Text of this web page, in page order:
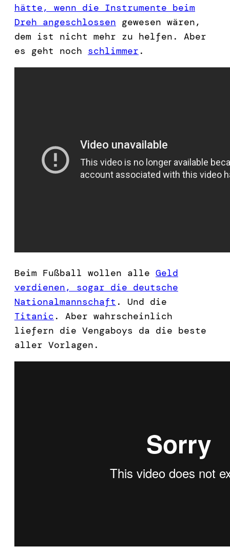
hätte, wenn die Instrumente beim
Dreh angeschlossen gewesen wären,
dem ist nicht mehr zu helfen. Aber
es geht noch schlimmer .
Beim Fußball wollen alle Geld
verdienen, sogar die deutsche
Nationalmannschaft . Und die
Titanic . Aber wahrscheinlich
liefern die Vengaboys da die beste
aller Vorlagen.